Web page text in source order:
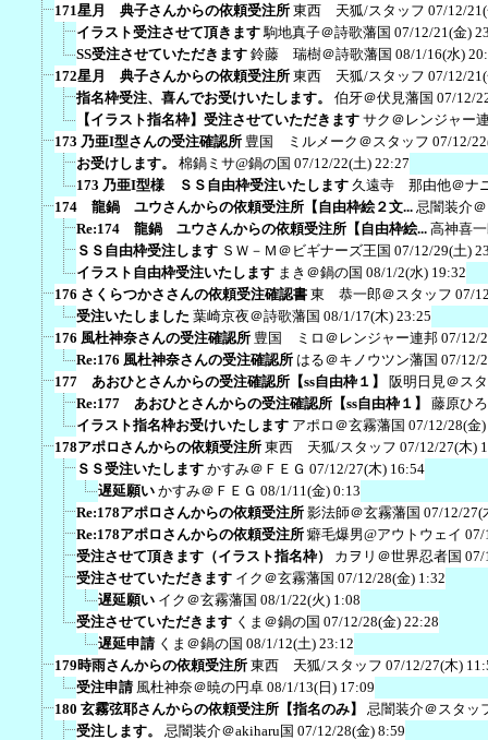
171星月 典子さんからの依頼受注所 東西 天狐/スタッフ 07/12/
イラスト受注させて頂きます 駒地真子＠詩歌藩国 07/12/21(金)
SS受注させていただきます 鈴藤 瑞樹＠詩歌藩国 08/1/16(水)
172星月 典子さんからの依頼受注所 東西 天狐/スタッフ 07/12/
指名枠受注、喜んでお受けいたします。
伯牙＠伏見藩国 07/12/
【イラスト指名枠】受注させていただきます サク＠レンジャー
173 乃亜I型さんの受注確認所 豊国 ミルメーク＠スタッフ 07/12/
お受けします。
棉鍋ミサ@鍋の国 07/12/22(土) 22:27
173 乃亜I型様 ＳＳ自由枠受注いたします 久遠寺 那由他＠ナ
174 龍鍋 ユウさんからの依頼受注所【自由枠絵２文... 忌闇装介
Re:174 龍鍋 ユウさんからの依頼受注所【自由枠絵... 高神喜
ＳＳ自由枠受注します ＳＷ－Ｍ＠ビギナーズ王国 07/12/29(土)
イラスト自由枠受注いたします まき＠鍋の国 08/1/2(水) 19:32
176 さくらつかささんの依頼受注確認書 東 恭一郎＠スタッフ 07/
受注いたしました 葉崎京夜＠詩歌藩国 08/1/17(木) 23:25
176 風杜神奈さんの受注確認所 豊国 ミロ＠レンジャー連邦 07/12/
Re:176 風杜神奈さんの受注確認所 はる＠キノウツン藩国 07/12/
177 あおひとさんからの受注確認所【ss自由枠１】
阪明日見＠ス
Re:177 あおひとさんからの受注確認所【ss自由枠１】
藤原ひ
イラスト指名枠お受けいたします アポロ＠玄霧藩国 07/12/28(金
178アポロさんからの依頼受注所 東西 天狐/スタッフ 07/12/27(木)
ＳＳ受注いたします かすみ＠ＦＥＧ 07/12/27(木) 16:54
遅延願い かすみ＠ＦＥＧ 08/1/11(金) 0:13
Re:178アポロさんからの依頼受注所 影法師＠玄霧藩国 07/12/27(
Re:178アポロさんからの依頼受注所 癖毛爆男@アウトウェイ 07/
受注させて頂きます（イラスト指名枠）
カヲリ＠世界忍者国 07/
受注させていただきます イク＠玄霧藩国 07/12/28(金) 1:32
遅延願い イク＠玄霧藩国 08/1/22(火) 1:08
受注させていただきます くま＠鍋の国 07/12/28(金) 22:28
遅延申請 くま＠鍋の国 08/1/12(土) 23:12
179時雨さんからの依頼受注所 東西 天狐/スタッフ 07/12/27(木)
受注申請 風杜神奈＠暁の円卓 08/1/13(日) 17:09
180 玄霧弦耶さんからの依頼受注所【指名のみ】
忌闇装介＠スタッ
受注します。
忌闇装介＠akiharu国 07/12/28(金) 8:59